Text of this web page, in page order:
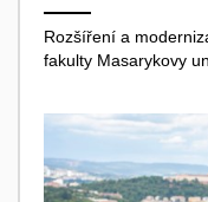
Rozšíření a
fakulty Masarykovy